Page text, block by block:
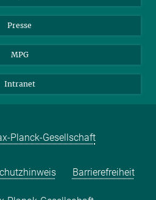
Presse
MPG
Intranet
Planck-Gesellschaft
Barrierefreiheit